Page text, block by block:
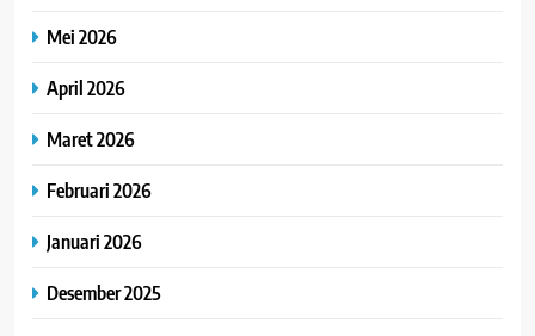
Mei 2026
April 2026
Maret 2026
Februari 2026
Januari 2026
Desember 2025